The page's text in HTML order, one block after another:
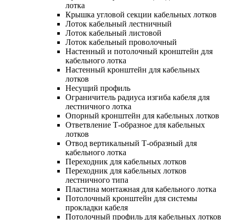
лотка
Крышка угловой секции кабельных лотков
Лоток кабельный лестничный
Лоток кабельный листовой
Лоток кабельный проволочный
Настенный и потолочный кронштейн для
кабельного лотка
Настенный кронштейн для кабельных
лотков
Несущий профиль
Ограничитель радиуса изгиба кабеля для
лестничного лотка
Опорный кронштейн для кабельных лотков
Ответвление Т-образное для кабельных
лотков
Отвод вертикальный Т-образный для
кабельного лотка
Переходник для кабельных лотков
Переходник для кабельных лотков
лестничного типа
Пластина монтажная для кабельного лотка
Потолочный кронштейн для системы
прокладки кабеля
Потолочный профиль для кабельных лотков